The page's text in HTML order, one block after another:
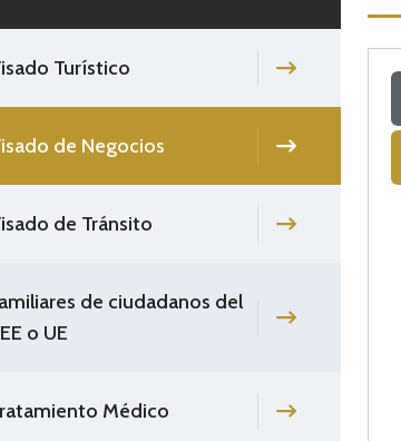
Turístico
de Negocios
de Tránsito
de ciudadanos del
o UE
Médico